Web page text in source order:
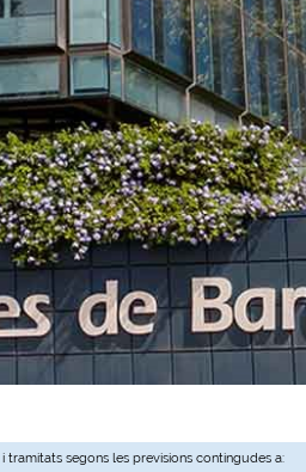
i tramitats segons les previsions contingudes a: